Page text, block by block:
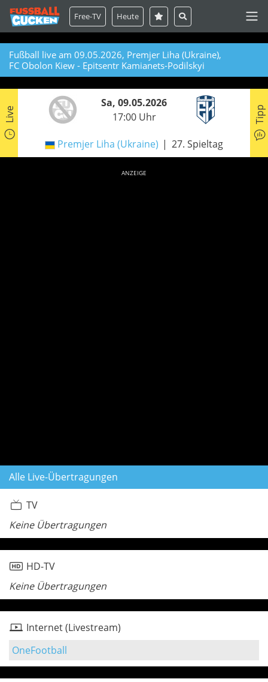
Free-TV Heute
Fußball live am 09.05.2026, Premjer Liha (Ukraine),
FC Obolon Kiew - Epitsentr Kamianets-Podilskyi
Live
Sa, 09.05.2026
17:00 Uhr
Premjer Liha (Ukraine) 27. Spieltag
Tipp
ANZEIGE
Alle Live-Übertragungen
TV
Keine Übertragungen
HD-TV
Keine Übertragungen
Internet (Livestream)
OneFootball